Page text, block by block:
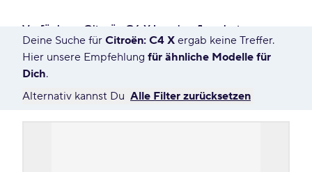
Verfügbare Citroën C4 X Leasing Angebote
556 Angebote für Deine Suche
Deine Suche für Citroën: C4 X ergab keine Treffer.
Hier unsere Empfehlung für ähnliche Modelle für
Dich.
Alternativ kannst Du Alle Filter zurücksetzen